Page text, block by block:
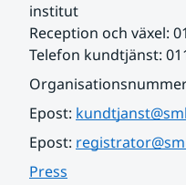
institut
Reception och växel:
Telefon kundtjänst:
Epost:
Epost:
Press